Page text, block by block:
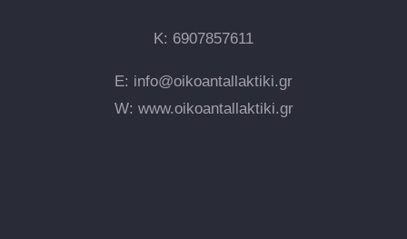
Κ: 6907857611
E: info@oikoantallaktiki.gr
W: www.oikoantallaktiki.gr